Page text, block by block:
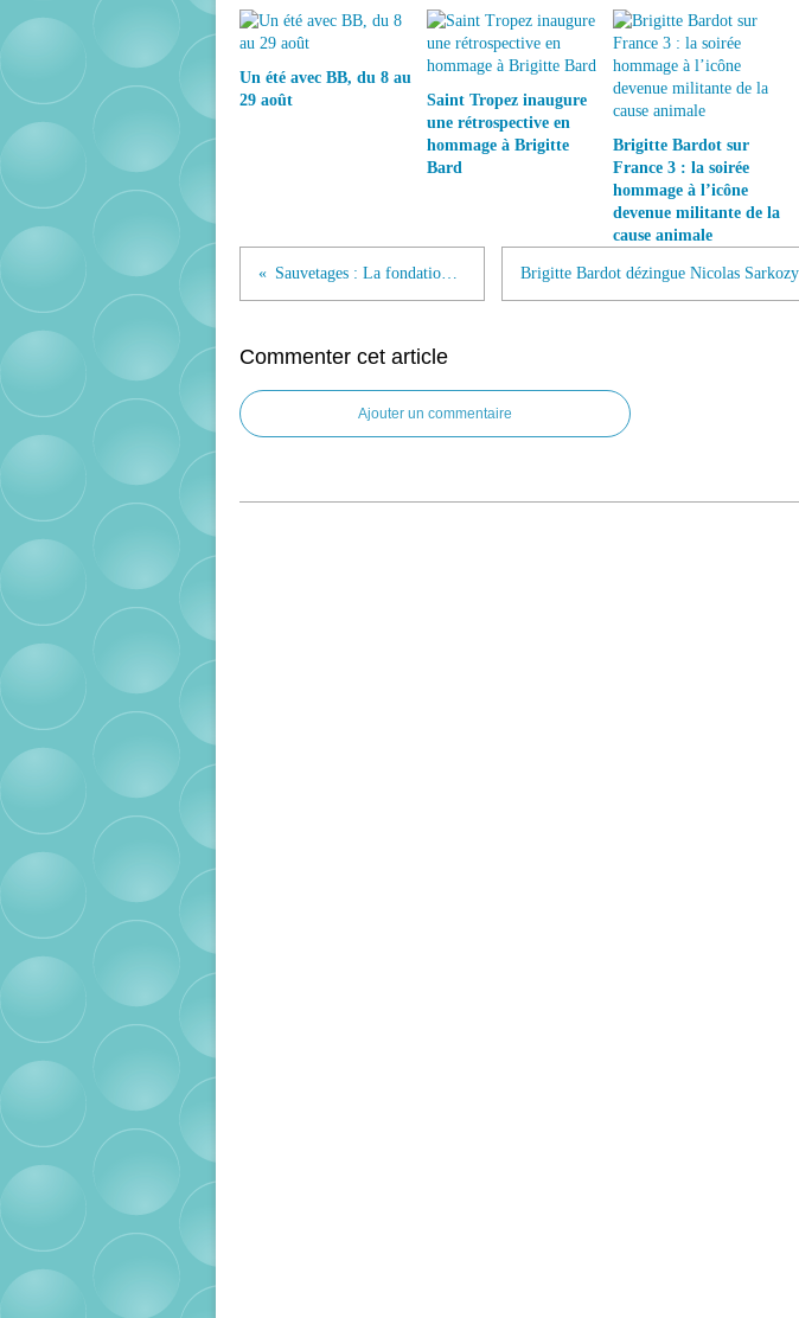
Un été avec BB, du 8 au
29 août
Saint Tropez inaugure
une rétrospective en
hommage à Brigitte
Bard
Brigitte Bardot sur
France 3 : la soirée
hommage à l’icône
devenue militante de la
cause animale
Sauvetages : La fondation Brigitte Bardot en action...
Commenter cet article
Ajouter un commentaire